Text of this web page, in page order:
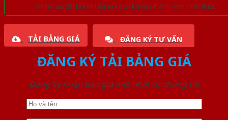
Nhiều ưu đãi lớn khi đăng ký tài khoản thành viên thân thiết
TẢI BẢNG GIÁ ĐĂNG KÝ TƯ VẤN
ĐĂNG KÝ TẢI BẢNG GIÁ
Đăng ký nhận báo giá mới nhất từ chúng tôi